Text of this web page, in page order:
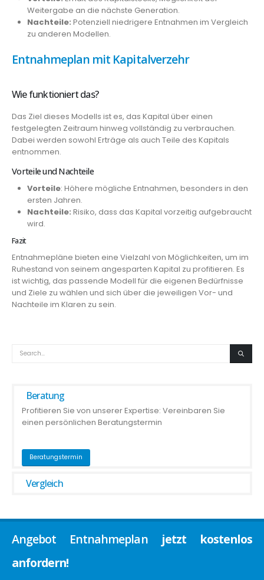
Weitergabe an die nächste Generation.
Nachteile: Potenziell niedrigere Entnahmen im Vergleich
zu anderen Modellen.
Entnahmeplan mit Kapitalverzehr
Wie funktioniert das?
Das Ziel dieses Modells ist es, das Kapital über einen
festgelegten Zeitraum hinweg vollständig zu verbrauchen.
Dabei werden sowohl Erträge als auch Teile des Kapitals
entnommen.
Vorteile und Nachteile
Vorteile: Höhere mögliche Entnahmen, besonders in den
ersten Jahren.
Nachteile: Risiko, dass das Kapital vorzeitig aufgebraucht
wird.
Fazit
Entnahmepläne bieten eine Vielzahl von Möglichkeiten, um im
Ruhestand von seinem angesparten Kapital zu profitieren. Es
ist wichtig, das passende Modell für die eigenen Bedürfnisse
und Ziele zu wählen und sich über die jeweiligen Vor- und
Nachteile im Klaren zu sein.
Beratung
Profitieren Sie von unserer Expertise: Vereinbaren Sie
einen persönlichen Beratungstermin
Beratungstermin
Vergleich
Angebot Entnahmeplan jetzt kostenlos
anfordern!